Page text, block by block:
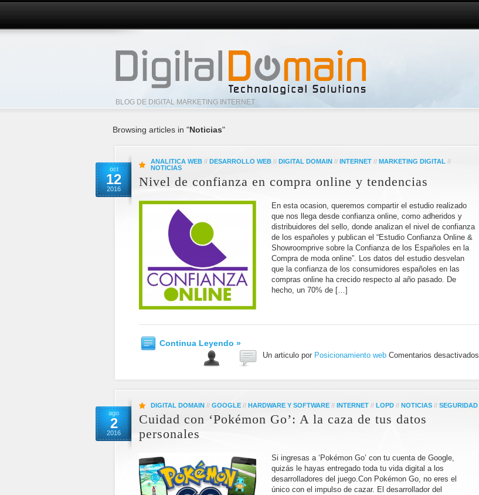
BLOG DE DIGITAL MARKETING INTERNET
Browsing articles in "Noticias"
oct
12
2016
ANALITICA WEB // DESARROLLO WEB // DIGITAL DOMAIN // INTERNET // MARKETING DIGITAL //
NOTICIAS
Nivel de confianza en compra online y tendencias
En esta ocasion, queremos compartir el estudio realizado
que nos llega desde confianza online, como adheridos y
distribuidores del sello, donde analizan el nivel de confianza
de los españoles y publican el “Estudio Confianza Online &
Showroomprive sobre la Confianza de los Españoles en la
Compra de moda online”. Los datos del estudio desvelan
que la confianza de los consumidores españoles en las
compras online ha crecido respecto al año pasado. De
hecho, un 70% de […]
Continua Leyendo »
Un articulo por Posicionamiento web Comentarios desactivados
ago
2
2016
DIGITAL DOMAIN // GOOGLE // HARDWARE Y SOFTWARE // INTERNET // LOPD // NOTICIAS // SEGURIDAD
Cuidad con ‘Pokémon Go’: A la caza de tus datos
personales
Si ingresas a ‘Pokémon Go’ con tu cuenta de Google,
quizás le hayas entregado toda tu vida digital a los
desarrolladores del juego.Con Pokémon Go, no eres el
único con el impulso de cazar. El desarrollador del